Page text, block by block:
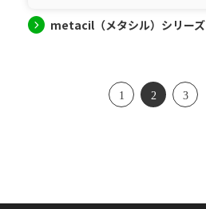
metacil（メタシル）シリーズ
1 2 3